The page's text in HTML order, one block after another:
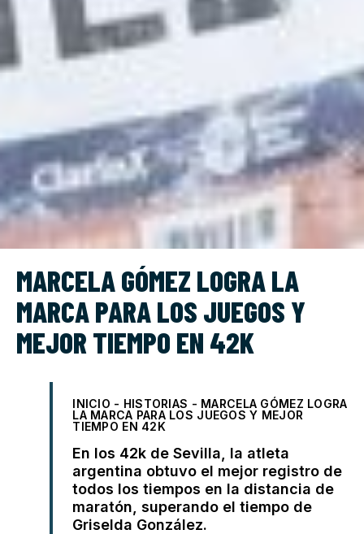
MARCELA GÓMEZ LOGRA LA
MARCA PARA LOS JUEGOS Y
MEJOR TIEMPO EN 42K
INICIO - HISTORIAS - MARCELA GÓMEZ LOGRA
LA MARCA PARA LOS JUEGOS Y MEJOR
TIEMPO EN 42K
En los 42k de Sevilla, la atleta
argentina obtuvo el mejor registro de
todos los tiempos en la distancia de
maratón, superando el tiempo de
Griselda González.